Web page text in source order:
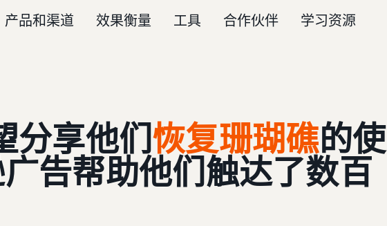
产品和渠道 效果衡量 工具 合作伙伴 学习资源
分享他们恢复珊瑚礁的使
告帮助他们触达了数百